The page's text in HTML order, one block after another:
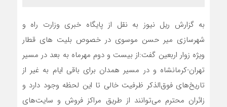
به گزارش ریل نیوز به نقل از پایگاه خبری وزارت راه و
شهرسازی میر حسن موسوی در خصوص بلیت های قطار
ویژه زوار اربعین گفت:از بیست و دوم مهرماه به بعد در مسیر
تهران-کرمانشاه و در مسیر همدان برای باقی ایام به غیر از
تاریخ‌های فوق‌الذکر ظرفیت خالی تا این لحظه وجود دارد و
زائران محترم می‌توانند از طریق مراکز فروش و سایت‌های